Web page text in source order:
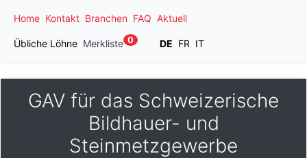
Home Kontakt Branchen FAQ Aktuell
Übliche Löhne Merkliste 0 DE FR IT
GAV für das Schweizerische
Bildhauer- und
Steinmetzgewerbe